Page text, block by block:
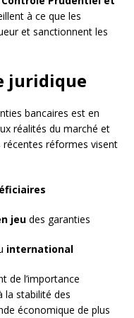
à ce que les
et sanctionnent les
juridique
bancaires est en
réalités du marché et
récentes réformes visent
jeu des garanties
international
de l’importance
la stabilité des
économique de plus